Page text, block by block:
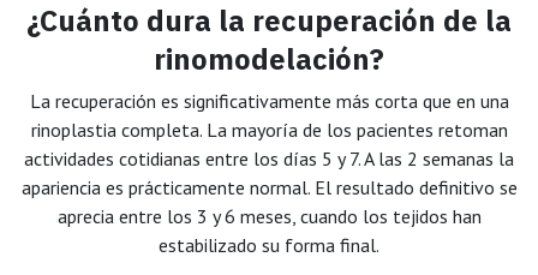
¿Cuánto dura la recuperación de la
rinomodelación?
La recuperación es significativamente más corta que en una
rinoplastia completa. La mayoría de los pacientes retoman
actividades cotidianas entre los días 5 y 7. A las 2 semanas la
apariencia es prácticamente normal. El resultado definitivo se
aprecia entre los 3 y 6 meses, cuando los tejidos han
estabilizado su forma final.